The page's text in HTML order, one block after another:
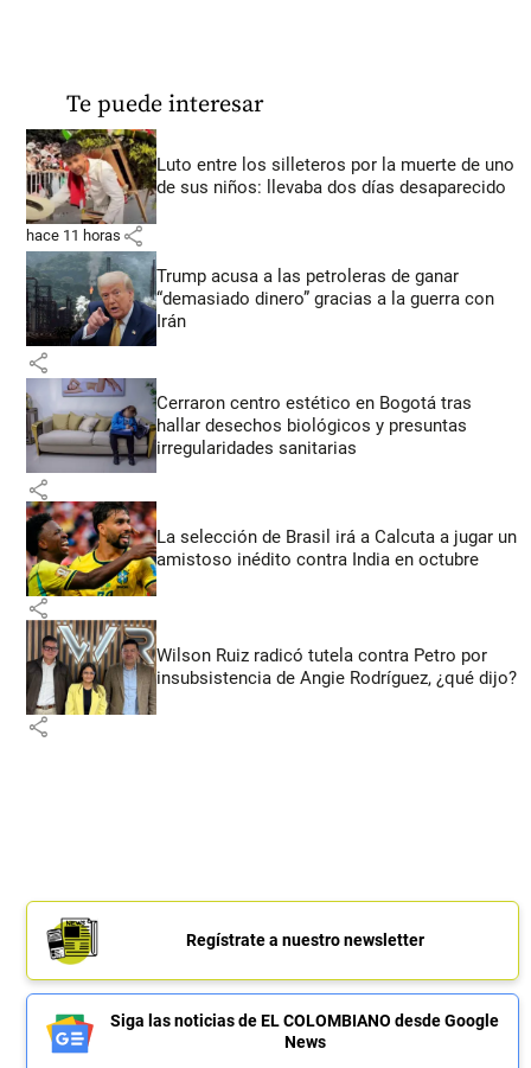
Te puede interesar
Luto entre los silleteros por la muerte de uno
de sus niños: llevaba dos días desaparecido
hace 11 horas share
Trump acusa a las petroleras de ganar
“demasiado dinero” gracias a la guerra con
Irán
share
Cerraron centro estético en Bogotá tras
hallar desechos biológicos y presuntas
irregularidades sanitarias
share
La selección de Brasil irá a Calcuta a jugar un
amistoso inédito contra India en octubre
share
Wilson Ruiz radicó tutela contra Petro por
insubsistencia de Angie Rodríguez, ¿qué dijo?
share
Regístrate a nuestro newsletter
Siga las noticias de EL COLOMBIANO desde Google
News